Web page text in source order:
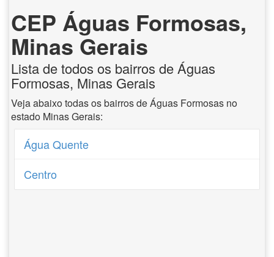
CEP Águas Formosas,
Minas Gerais
Lista de todos os bairros de Águas
Formosas, Minas Gerais
Veja abaixo todas os bairros de Águas Formosas no
estado Minas Gerais:
Água Quente
Centro